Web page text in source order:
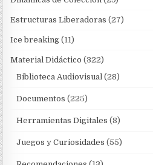
Estructuras Liberadoras (27)
Ice breaking (11)
Material Didáctico (322)
Biblioteca Audiovisual (28)
Documentos (225)
Herramientas Digitales (8)
Juegos y Curiosidades (55)